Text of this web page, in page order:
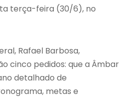
terça-feira (30/6), no
Rafael Barbosa,
cinco pedidos: que a Âmbar
detalhado de
metas e